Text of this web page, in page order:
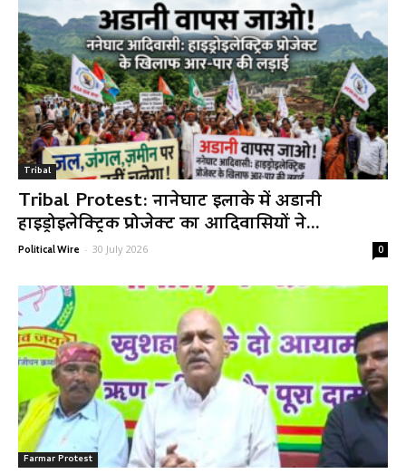
Tribal
Tribal Protest: नानेघाट इलाके में अडानी
हाइड्रोइलेक्ट्रिक प्रोजेक्ट का आदिवासियों ने...
Political Wire - 30 July 2026 0
Farmar Protest